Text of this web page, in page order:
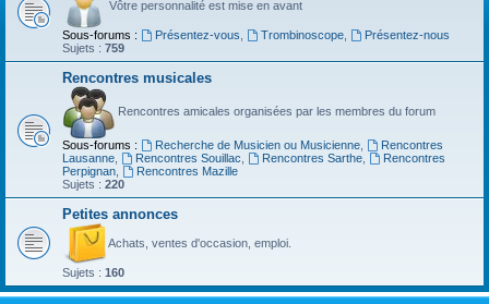
Vôtre personnalité est mise en avant
Sous-forums : Présentez-vous Trombinoscope,
Présentez-nous
Sujets : 759
Rencontres musicales
Rencontres amicales organisées par les membres du forum
Sous-forums : Recherche de Musicien ou Musicienne,
Rencontres
Lausanne
Rencontres Souillac Rencontres Sarthe,
Rencontres
Perpignan
Rencontres Mazille
Sujets : 220
Petites annonces
Achats, ventes d'occasion, emploi.
Sujets : 160